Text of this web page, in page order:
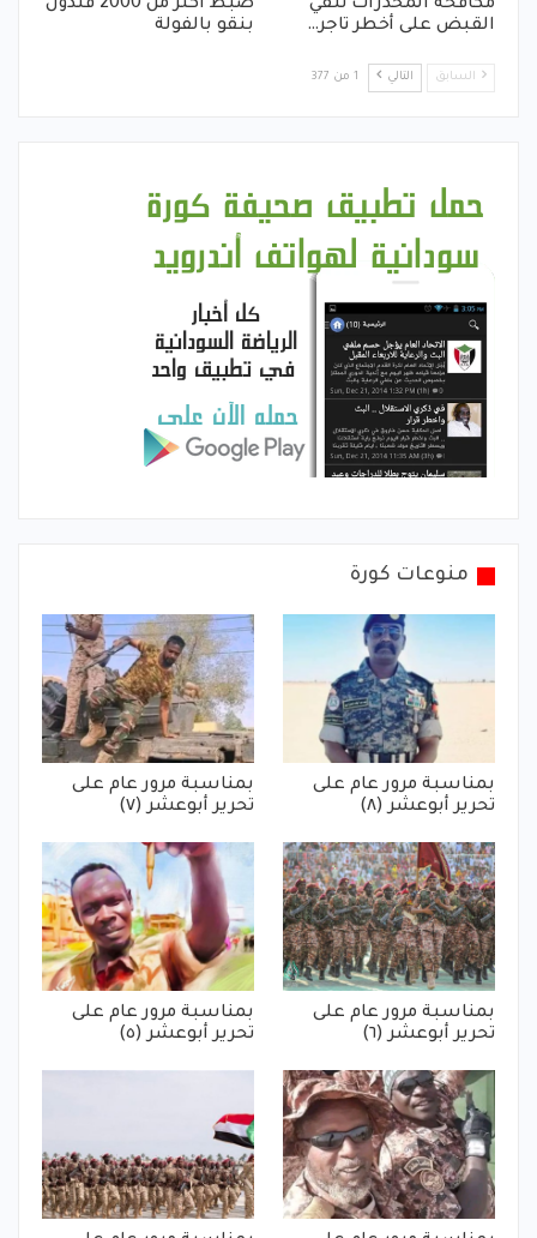
مكافحة المخدرات تلقي
القبض على أخطر تاجر…
ضبط اكثر من 2000 قندول
بنقو بالفولة
السابق التالي 1 من 377
منوعات كورة
بمناسبة مرور عام على
تحرير أبوعشر (٨)
بمناسبة مرور عام على
تحرير أبوعشر (٧)
بمناسبة مرور عام على
تحرير أبوعشر (٦)
بمناسبة مرور عام على
تحرير أبوعشر (٥)